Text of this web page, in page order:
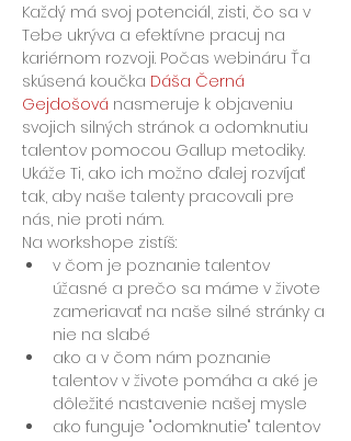
Každý má svoj potenciál, zisti, čo sa v
Tebe ukrýva a efektívne pracuj na
kariérnom rozvoji. Počas webináru Ťa
skúsená koučka Dáša Černá
Gejdošová nasmeruje k objaveniu
svojich silných stránok a odomknutiu
talentov pomocou Gallup metodiky.
Ukáže Ti, ako ich možno ďalej rozvíjať
tak, aby naše talenty pracovali pre
nás, nie proti nám.
Na workshope zistíš:
v čom je poznanie talentov
úžasné a prečo sa máme v živote
zameriavať na naše silné stránky a
nie na slabé
ako a v čom nám poznanie
talentov v živote pomáha a aké je
dôležité nastavenie našej mysle
ako funguje "odomknutie" talentov